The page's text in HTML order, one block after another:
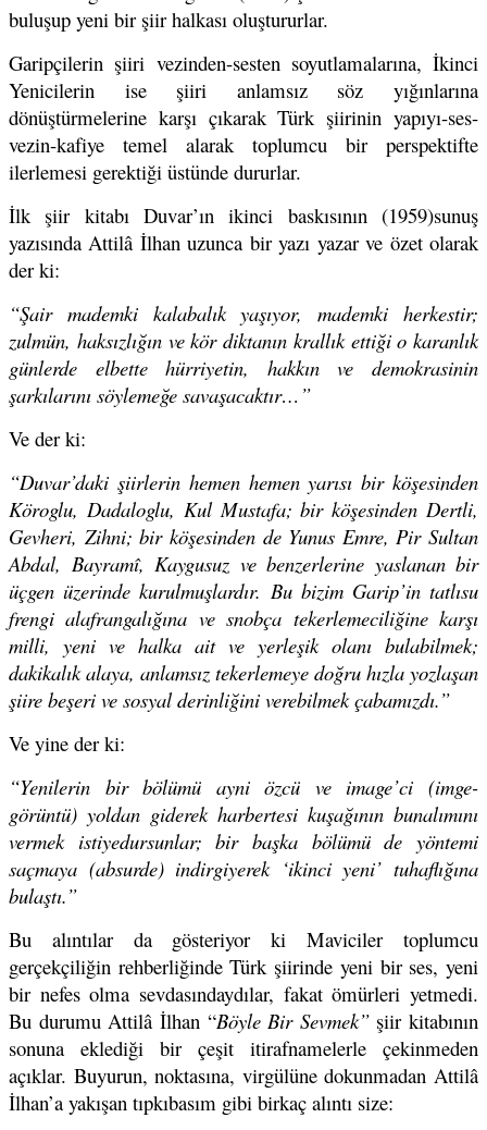
buluşup yeni bir şiir halkası oluştururlar.
Garipçilerin şiiri vezinden-sesten soyutlamalarına, İkinci
Yenicilerin ise şiiri anlamsız söz yığınlarına
dönüştürmelerine karşı çıkarak Türk şiirinin yapıyı-ses-
vezin-kafiye temel alarak toplumcu bir perspektifte
ilerlemesi gerektiği üstünde dururlar.
İlk şiir kitabı Duvar’ın ikinci baskısının (1959)sunuş
yazısında Attilâ İlhan uzunca bir yazı yazar ve özet olarak
der ki:
“Şair mademki kalabalık yaşıyor, mademki herkestir;
zulmün, haksızlığın ve kör diktanın krallık ettiği o karanlık
günlerde elbette hürriyetin, hakkın ve demokrasinin
şarkılarını söylemeğe savaşacaktır…”
Ve der ki:
“Duvar’daki şiirlerin hemen hemen yarısı bir köşesinden
Köroglu, Dadaloglu, Kul Mustafa; bir köşesinden Dertli,
Gevheri, Zihni; bir köşesinden de Yunus Emre, Pir Sultan
Abdal, Bayramî, Kaygusuz ve benzerlerine yaslanan bir
üçgen üzerinde kurulmuşlardır. Bu bizim Garip’in tatlısu
frengi alafrangalığına ve snobça tekerlemeciliğine karşı
milli, yeni ve halka ait ve yerleşik olanı bulabilmek;
dakikalık alaya, anlamsız tekerlemeye doğru hızla yozlaşan
şiire beşeri ve sosyal derinliğini verebilmek çabamızdı.”
Ve yine der ki:
“Yenilerin bir bölümü ayni özcü ve image’ci (imge-
görüntü) yoldan giderek harbertesi kuşağının bunalımını
vermek istiyedursunlar; bir başka bölümü de yöntemi
saçmaya (absurde) indirgiyerek ‘ikinci yeni’ tuhaflığına
bulaştı.”
Bu alıntılar da gösteriyor ki Maviciler toplumcu
gerçekçiliğin rehberliğinde Türk şiirinde yeni bir ses, yeni
bir nefes olma sevdasındaydılar, fakat ömürleri yetmedi.
Bu durumu Attilâ İlhan “Böyle Bir Sevmek”şiir kitabının
sonuna eklediği bir çeşit itirafnamelerle çekinmeden
açıklar. Buyurun, noktasına, virgülüne dokunmadan Attilâ
İlhan’a yakışan tıpkıbasım gibi birkaç alıntı size: